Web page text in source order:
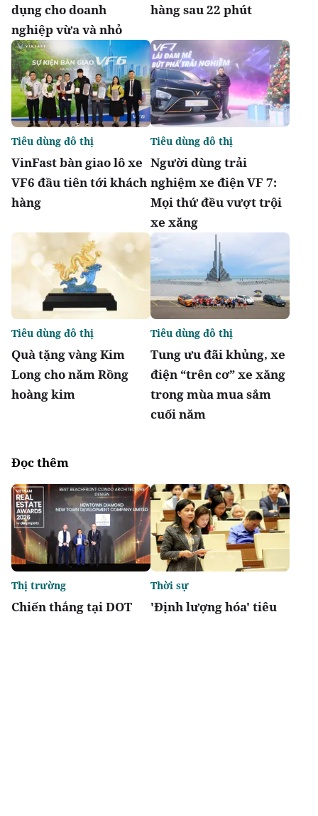
dụng cho doanh
nghiệp vừa và nhỏ
hàng sau 22 phút
VinFast bàn giao lô xe
VF6 đầu tiên tới khách
hàng
Tiêu dùng đô thị
Người dùng trải
nghiệm xe điện VF 7:
Mọi thứ đều vượt trội
xe xăng
Tiêu dùng đô thị
Quà tặng vàng Kim
Long cho năm Rồng
hoàng kim
Tiêu dùng đô thị
Tung ưu đãi khủng, xe
điện “trên cơ” xe xăng
trong mùa mua sắm
cuối năm
Tiêu dùng đô thị
Đọc thêm
Chiến thắng tại DOT
Thị trường
'Định lượng hóa' tiêu
Thời sự